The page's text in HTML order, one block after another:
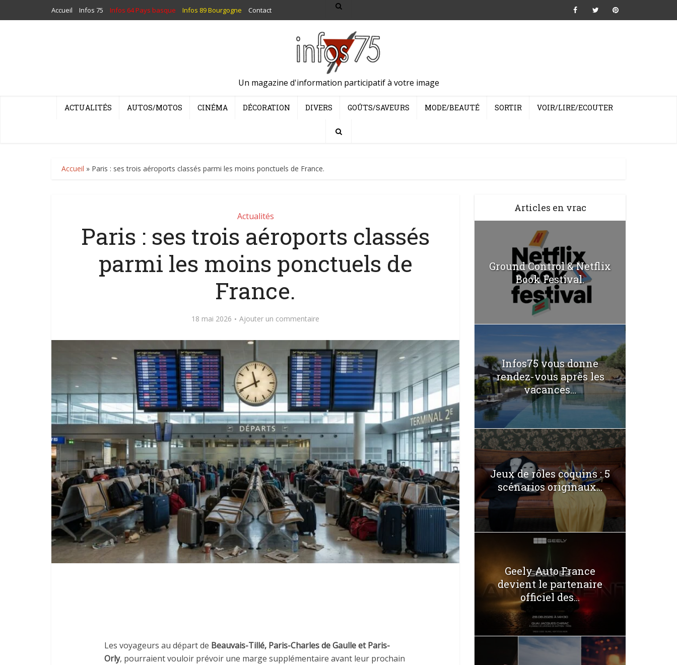
Accueil Infos 75 Infos 64 Pays basque Infos 89 Bourgogne Contact
Un magazine d'information participatif à votre image
ACTUALITÉS AUTOS/MOTOS CINÉMA DÉCORATION DIVERS GOÛTS/SAVEURS MODE/BEAUTÉ SORTIR VOIR/LIRE/ECOUTER
Accueil » Paris : ses trois aéroports classés parmi les moins ponctuels de France.
Actualités
Paris : ses trois aéroports classés
parmi les moins ponctuels de
France.
18 mai 2026 Ajouter un commentaire
Les voyageurs au départ de Beauvais-Tillé, Paris-Charles de Gaulle et Paris-
Orly, pourraient vouloir prévoir une marge supplémentaire avant leur prochain
Articles en vrac
Ground Control & Netflix
Book Festival.
Infos75 vous donne
rendez-vous après les
vacances...
Jeux de rôles coquins : 5
scénarios originaux...
Geely Auto France
devient le partenaire
officiel des...